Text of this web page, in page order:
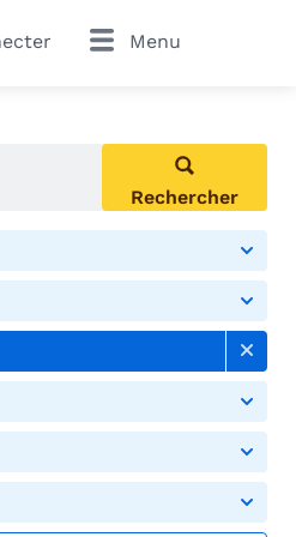
Menu
Rechercher